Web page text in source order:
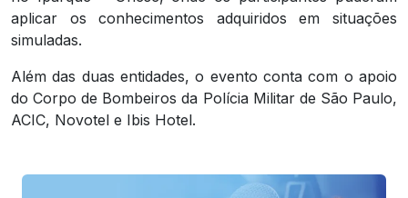
aplicar os conhecimentos adquiridos em situações
simuladas.
Além das duas entidades, o evento conta com o apoio
do Corpo de Bombeiros da Polícia Militar de São Paulo,
ACIC, Novotel e Ibis Hotel.